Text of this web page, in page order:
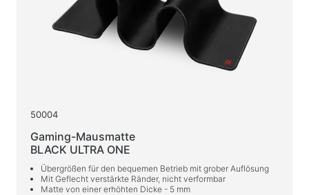
50004
Gaming-Mausmatte
BLACK ULTRA ONE
Übergrößen für den bequemen Betrieb mit grober Auflösung
Mit Geflecht verstärkte Ränder, nicht verformbar
Matte von einer erhöhten Dicke - 5 mm